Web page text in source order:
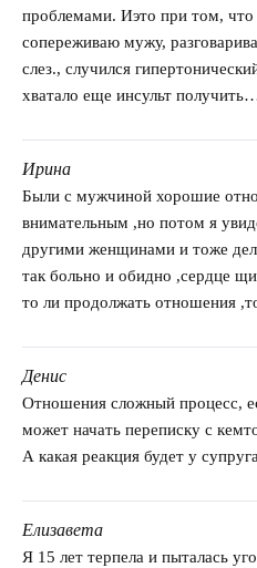
проблемами. Иэто при том,
сопереживаю мужу,
слез., случился
хватало еще инсульт
Ирина
говорит:
Были с мужчиной хорошие
внимательным ,но потом я
другими женщинами и тоже
так больно и обидно ,сердце
то ли продолжать отношения
Денис
говорит:
Отношения сложный процесс,
может начать переписку с
А какая реакция будет у
Елизавета
говорит:
Я 15 лет терпела и пыталась